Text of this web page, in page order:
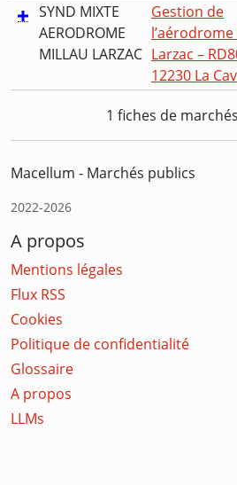
SYND MIXTE
AERODROME
MILLAU LARZAC
Gestion de
Larzac –
12230 La
1 fiches de
Macellum - Marchés publics
2022-2026
A propos
Mentions légales
Flux RSS
Cookies
Politique de confidentialité
Glossaire
A propos
LLMs